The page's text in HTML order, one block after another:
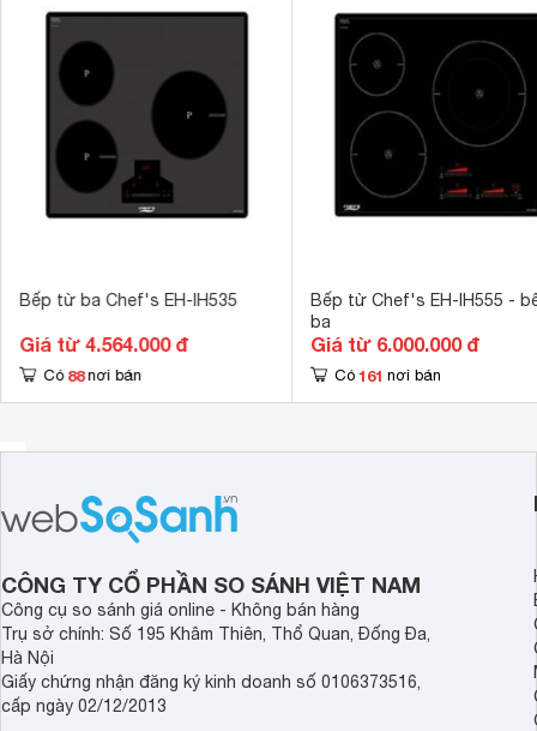
tiện dụngTự
Kích thước 700 x 430 mm
Tính năng an toàn
Cảnh báo
thờiTự ngắt
Bếp từ ba Chef's EH-IH535
Giá từ 4.564.000 đ
Có 88 nơi bán
Bếp từ Chef's EH-IH555 -
ba
Giá từ 6.000.000 đ
Có 161 nơi bán
CÔNG TY CỔ PHẦN SO SÁNH VIỆT NAM
Công cụ so sánh giá online - Không bán hàng
Trụ sở chính: Số 195 Khâm Thiên, Thổ Quan, Đống Đa,
Hà Nội
Giấy chứng nhận đăng ký kinh doanh số 0106373516,
cấp ngày 02/12/2013